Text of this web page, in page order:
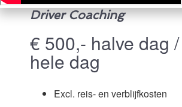
Driver Coaching
€ 500,- halve dag
hele dag
Excl. reis- en verblijfkosten